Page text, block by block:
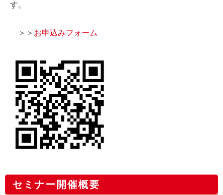
す。
＞＞ お申込みフォーム
セミナー開催概要